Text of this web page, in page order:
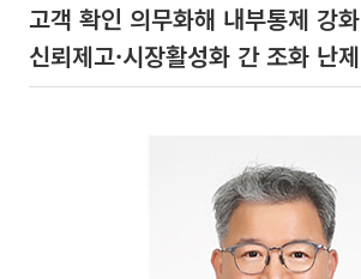
고객 확인 의무화해 내부통제 강화
신뢰제고·시장활성화 간 조화 난제